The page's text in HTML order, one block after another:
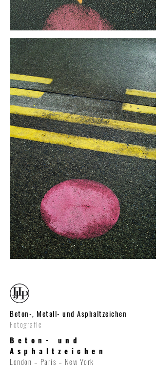
Beton-, Metall- und Asphaltzeichen
Fotografie
Beton- und
Asphaltzeichen
London – Paris – New York